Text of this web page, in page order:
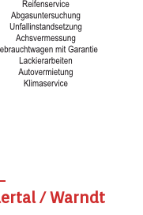
/ Warndt